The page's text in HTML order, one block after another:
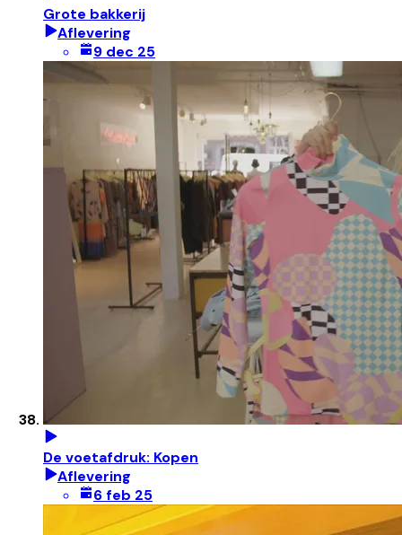
Grote bakkerij
Aflevering
9 dec 25
De voetafdruk: Kopen
Aflevering
6 feb 25